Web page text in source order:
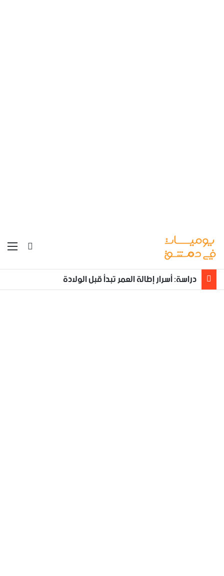
بحث عن
دراسة: أسرار إطالة العمر تبدأ قبل الولادة